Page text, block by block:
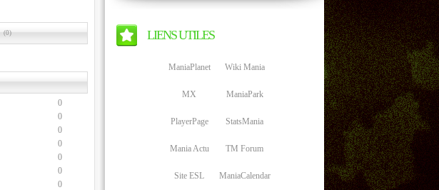
(0)
0
0
0
0
0
0
0
LIENS UTILES
ManiaPlanet Wiki Mania
MX ManiaPark
PlayerPage StatsMania
Mania Actu TM Forum
Site ESL ManiaCalendar